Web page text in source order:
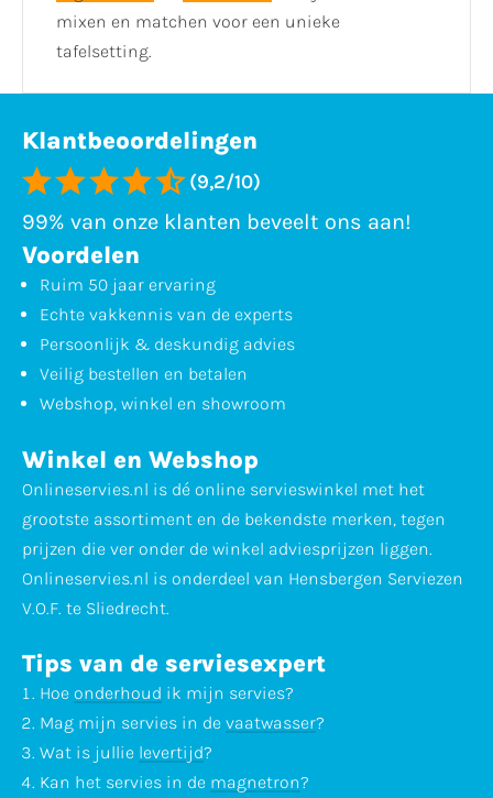
mixen en matchen voor een unieke
tafelsetting.
Klantbeoordelingen
(9,2/10)
99% van onze klanten beveelt ons aan!
Voordelen
Ruim 50 jaar ervaring
Echte vakkennis van de experts
Persoonlijk & deskundig advies
Veilig bestellen en betalen
Webshop, winkel en showroom
Winkel en Webshop
Onlineservies.nl is dé online servieswinkel met het
grootste assortiment en de bekendste merken, tegen
prijzen die ver onder de winkel adviesprijzen liggen.
Onlineservies.nl is onderdeel van Hensbergen Serviezen
V.O.F. te Sliedrecht.
Tips van de serviesexpert
Hoe onderhoud ik mijn servies?
Mag mijn servies in de vaatwasser?
Wat is jullie levertijd?
Kan het servies in de magnetron?